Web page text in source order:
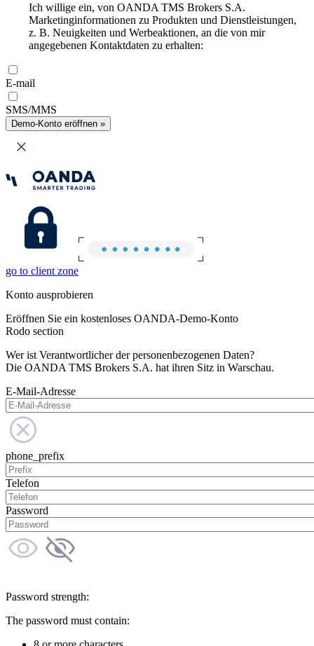
Ich willige ein, von OANDA TMS Brokers S.A.
Marketinginformationen zu Produkten und Dienstleistungen,
z. B. Neuigkeiten und Werbeaktionen, an die von mir
angegebenen Kontaktdaten zu erhalten:
E-mail
SMS/MMS
Demo-Konto eröffnen »
go to client zone
Konto ausprobieren
Eröffnen Sie ein kostenloses OANDA-Demo-Konto
Rodo section
Wer ist Verantwortlicher der personenbezogenen Daten?
Die OANDA TMS Brokers S.A. hat ihren Sitz in Warschau.
E-Mail-Adresse
phone_prefix
Telefon
Password
Password strength:
The password must contain: